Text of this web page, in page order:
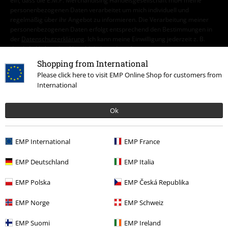
Shopping from International
Please click here to visit EMP Online Shop for customers from
International
Ok
EMP International EMP France
EMP Deutschland EMP Italia
EMP Polska EMP Česká Republika
EMP Norge EMP Schweiz
EMP Suomi EMP Ireland
personenbezogenen Daten verarbeitet um mich individuell und
regelmäßig über ihr Angebot zu informieren. Die Verarbeitung meiner
personenbezogenen Daten erfolgt entsprechend den Bestimmungen in
der
Datenschutzerklärung
. Ich kann meine Einwilligung jederzeit z. B.
durch Anklicken des Abmeldelinks widerrufen.
kann ich mich vom Newsletter wieder abmelden.
*4 Wochen gültig. Nur online einlösbar. Nicht mit anderen Aktionen
kombinierbar. Nach Codeeingabe wird dir der Rabatt automatisch im
Warenkorb abgezogen. Bücher, Medien, Tickets, Rammstein, (Till)
Toten Hosen, Gutscheine & Artikel, die einen Spendenbeitrag beinhalten,